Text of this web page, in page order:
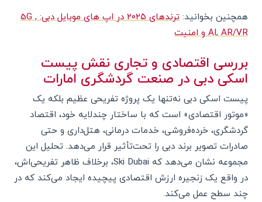
همچنین بخوانید:
ترندهای ۲۰۲۵ در اپ های موبایل دبی: 5G ,
AI, AR/VR و امنیت
بررسی اقتصادی و تجاری نقش پیست
اسکی دبی در صنعت گردشگری امارات
پیست اسکی دبی نه‌تنها یک پروژه تفریحی عظیم بلکه یک
«موتور اقتصادی» است که با ساختار چندلایه خود، اقتصاد
گردشگری، خرده‌فروشی، خدمات درمانی، هتل‌داری و حتی
صادرات تصویر برند دبی را تحت‌تأثیر قرار می‌دهد. تحلیل این
مجموعه نشان می‌دهد که Ski Dubai، برخلاف ظاهر تفریحی‌اش،
در واقع یک زنجیره ارزش اقتصادی پیچیده ایجاد می‌کند که در
چند سطح عمل می‌کند.